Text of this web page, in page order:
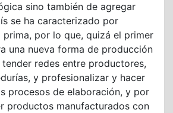
sino también de agregar
se ha caracterizado por
por lo que, quizá el primer
una nueva forma de producción
redes entre productores,
y profesionalizar y hacer
procesos de elaboración, y por
productos manufacturados con